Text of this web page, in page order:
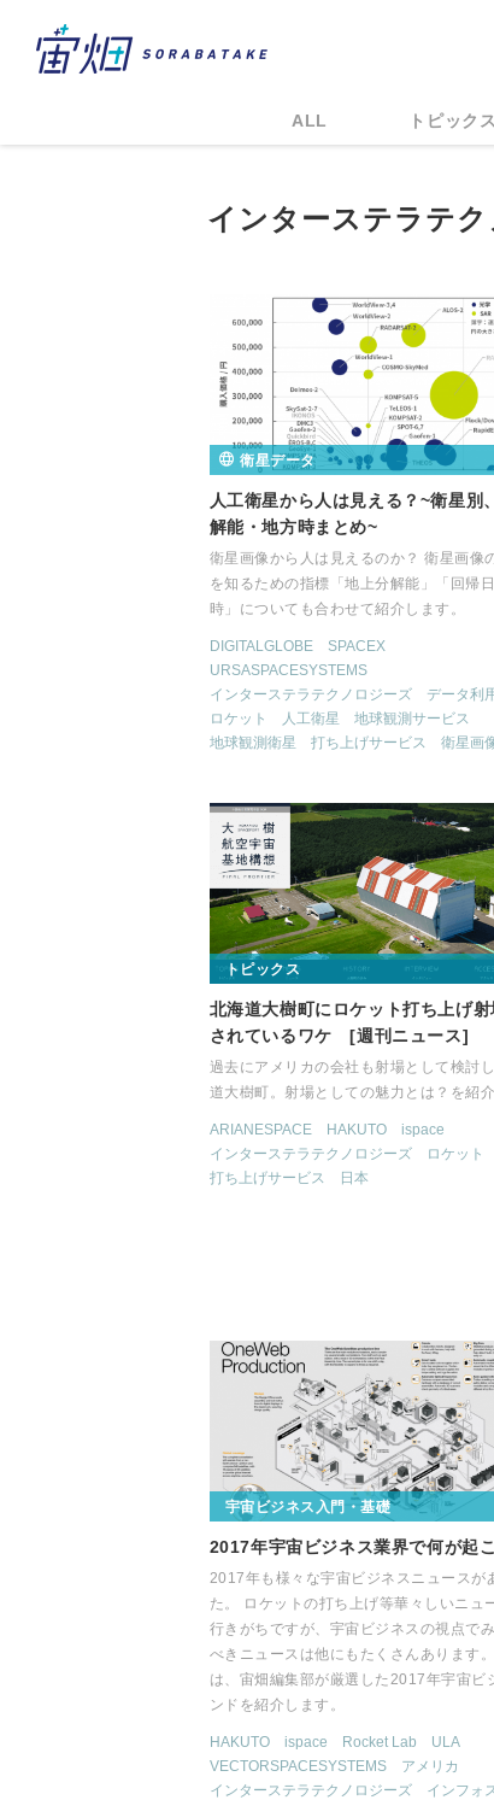
ALL トピックス
インターステラテ
衛星データ
人工衛星から人は見える？~衛星別
解能・地方時まとめ~
衛星画像から人は見えるのか？ 衛星画像
を知るための指標「地上分解能」「回帰
時」についても合わせて紹介します。
DIGITALGLOBE
SPACEX
URSASPACESYSTEMS
インターステラテクノロジーズ
データ利
ロケット
人工衛星
地球観測サービス
地球観測衛星
打ち上げサービス 衛星画
トピックス
北海道大樹町にロケット打ち上げ
されているワケ [週刊ニュース]
過去にアメリカの会社も射場として検討
道大樹町。射場としての魅力とは？を紹
ARIANESPACE HAKUTO
ispace
インターステラテクノロジーズ
ロケット
打ち上げサービス
日本
宇宙ビジネス入門・基礎
2017年宇宙ビジネス業界で何が起
2017年も様々な宇宙ビジネスニュースが
た。 ロケットの打ち上げ等華々しいニュ
行きがちですが、宇宙ビジネスの視点で
べきニュースは他にもたくさんあります
は、宙畑編集部が厳選した2017年宇宙ビ
ンドを紹介します。
HAKUTO ispace Rocket Lab
ULA
VECTORSPACESYSTEMS
アメリカ
インターステラテクノロジーズ
インフォ